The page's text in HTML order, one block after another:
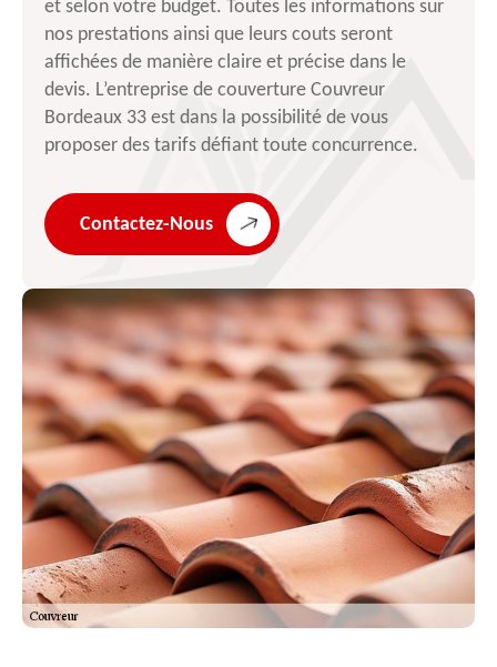
et selon votre budget. Toutes les informations sur
nos prestations ainsi que leurs couts seront
affichées de manière claire et précise dans le
devis. L’entreprise de couverture Couvreur
Bordeaux 33 est dans la possibilité de vous
proposer des tarifs défiant toute concurrence.
Contactez-Nous